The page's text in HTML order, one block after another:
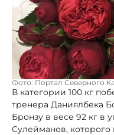
Фото: Портал Северного
В категории 100 кг
тренера Даниялбека
Бронзу в весе 92 кг в
Сулейманов,